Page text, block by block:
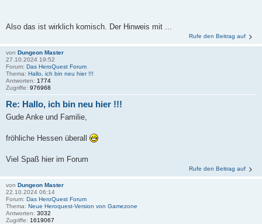
Also das ist wirklich komisch. Der Hinweis mit ...
Rufe den Beitrag auf
von Dungeon Master
27.10.2024 19:52
Forum: Das HeroQuest Forum
Thema: Hallo, ich bin neu hier !!!
Antworten: 1774
Zugriffe: 976968
Re: Hallo, ich bin neu hier !!!
Gude Anke und Familie,
fröhliche Hessen überall
Viel Spaß hier im Forum
Rufe den Beitrag auf
von Dungeon Master
22.10.2024 06:14
Forum: Das HeroQuest Forum
Thema: Neue Heroquest-Version von Gamezone
Antworten: 3032
Zugriffe: 1619067